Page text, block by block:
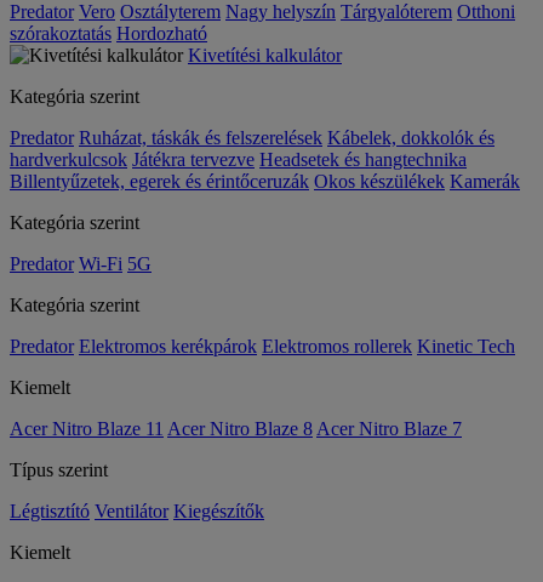
Predator Vero Osztályterem Nagy helyszín Tárgyalóterem Otthoni
szórakoztatás Hordozható
Kivetítési kalkulátor
Kategória szerint
Predator Ruházat, táskák és felszerelések Kábelek, dokkolók és
hardverkulcsok Játékra tervezve Headsetek és hangtechnika
Billentyűzetek, egerek és érintőceruzák Okos készülékek Kamerák
Kategória szerint
Predator Wi-Fi 5G
Kategória szerint
Predator Elektromos kerékpárok Elektromos rollerek Kinetic Tech
Kiemelt
Acer Nitro Blaze 11 Acer Nitro Blaze 8 Acer Nitro Blaze 7
Típus szerint
Légtisztító Ventilátor Kiegészítők
Kiemelt